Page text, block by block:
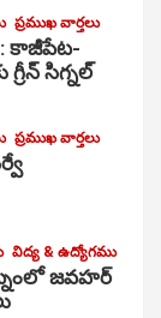
ప్రముఖ వార్తలు
: కాజీపేట-
సిగ్నల్
ప్రముఖ వార్తలు
విద్య & ఉద్యోగము
జవహర్